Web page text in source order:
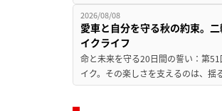
2026/08/08
愛車と自分を守る秋の約束。
イクライフ
命と未来を守る20日間の誓い：第
イク。その楽しさを支えるのは、